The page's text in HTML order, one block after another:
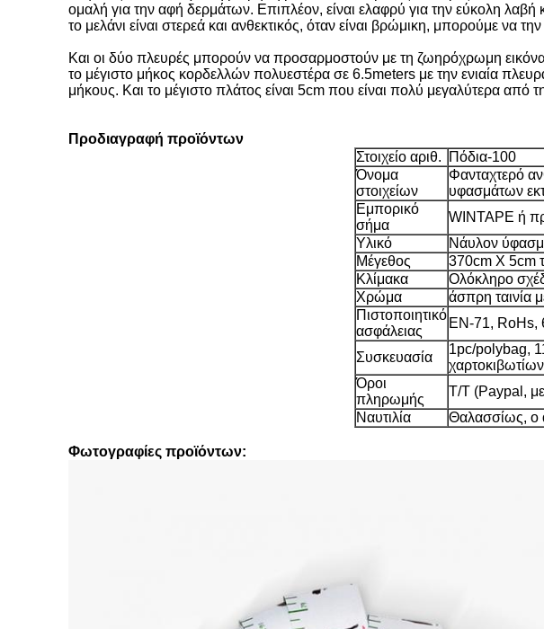
ομαλή για την αφή δερμάτων. Επιπλέον, είναι ελαφρύ για την εύκολη
το μελάνι είναι στερεά και ανθεκτικός, όταν είναι βρώμικη, μπορούμε
Και οι δύο πλευρές μπορούν να προσαρμοστούν με τη ζωηρόχρωμη
το μέγιστο μήκος κορδελλών πολυεστέρα σε 6.5meters με την ενιαία
μήκους. Και το μέγιστο πλάτος είναι 5cm που είναι πολύ μεγαλύτερα από
Προδιαγραφή προϊόντων
Στοιχείο αριθ.
Πόδια-100
Όνομα
στοιχείων
Φανταχτερό
υφασμάτων
Εμπορικό
σήμα
WINTAPE ή
Υλικό
Νάυλον
Μέγεθος
370cm X 5cm
Κλίμακα
Ολόκληρο
Χρώμα
άσπρη ταινία
Πιστοποιητικό
ασφάλειας
EN-71, RoHs,
Συσκευασία
1pc/polybag,
Όροι
πληρωμής
T/T (Paypal,
Ναυτιλία
Θαλασσίως, ο
Φωτογραφίες προϊόντων: